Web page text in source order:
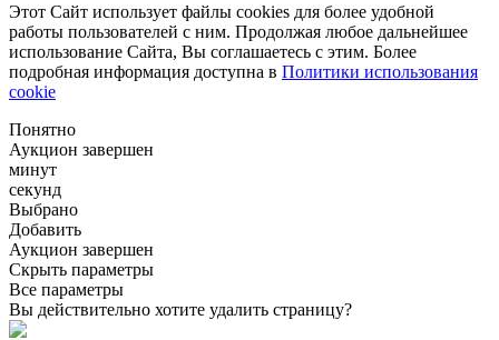
Этот Сайт использует файлы cookies для более удобной
работы пользователей с ним. Продолжая любое дальнейшее
использование Сайта, Вы соглашаетесь с этим. Более
подробная информация доступна в Политики использования
cookie
Понятно
Аукцион завершен
минут
секунд
Выбрано
Добавить
Аукцион завершен
Скрыть параметры
Все параметры
Вы действительно хотите удалить страницу?